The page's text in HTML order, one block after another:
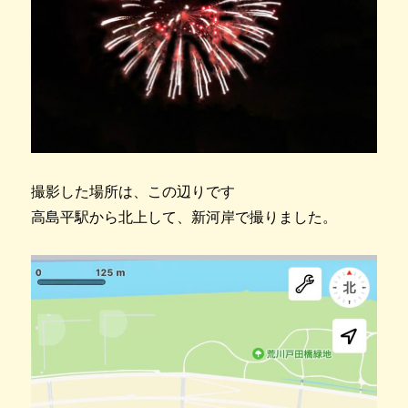
撮影した場所は、この辺りです
高島平駅から北上して、新河岸で撮りました。